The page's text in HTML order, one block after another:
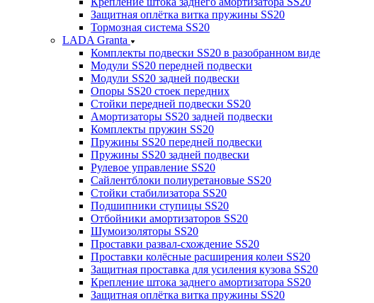
Защитная оплётка витка пружины SS20
Тормозная система SS20
LADA Granta
Комплекты подвески SS20 в разобранном виде
Модули SS20 передней подвески
Модули SS20 задней подвески
Опоры SS20 стоек передних
Стойки передней подвески SS20
Амортизаторы SS20 задней подвески
Комплекты пружин SS20
Пружины SS20 передней подвески
Пружины SS20 задней подвески
Рулевое управление SS20
Сайлентблоки полиуретановые SS20
Стойки стабилизатора SS20
Подшипники ступицы SS20
Отбойники амортизаторов SS20
Шумоизоляторы SS20
Проставки развал-схождение SS20
Проставки колёсные расширения колеи SS20
Защитная проставка для усиления кузова SS20
Крепление штока заднего амортизатора SS20
Защитная оплётка витка пружины SS20